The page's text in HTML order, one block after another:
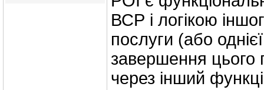
ВСР і логікою
послуги (або
завершення цього
через інший